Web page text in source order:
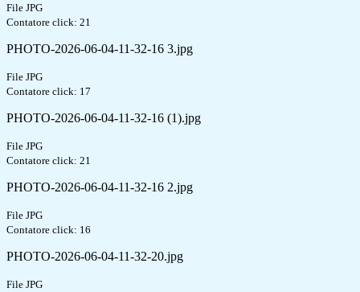
File JPG
Contatore click: 21
PHOTO-2026-06-04-11-32-16 3.jpg
File JPG
Contatore click: 17
PHOTO-2026-06-04-11-32-16 (1).jpg
File JPG
Contatore click: 21
PHOTO-2026-06-04-11-32-16 2.jpg
File JPG
Contatore click: 16
PHOTO-2026-06-04-11-32-20.jpg
File JPG